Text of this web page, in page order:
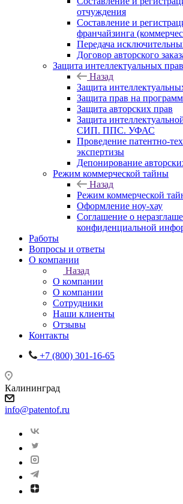
отчуждения
Составление и
франчайзинга
Передача
Договор авторского
Защита интеллектуальных прав
Назад
Защита
Защита прав на
Защита авторских прав
Защита
СИП. ППС. УФАС
Проведение патентно-
экспертизы
Депонирование
Режим коммерческой тайны
Назад
Режим коммерческой
Оформление ноу-хау
Соглашение о
конфиденциальной
Работы
Вопросы и ответы
О компании
Назад
О компании
О компании
Сотрудники
Наши клиенты
Отзывы
Контакты
+7 (800) 301-16-65
Калининград
info@patentof.ru